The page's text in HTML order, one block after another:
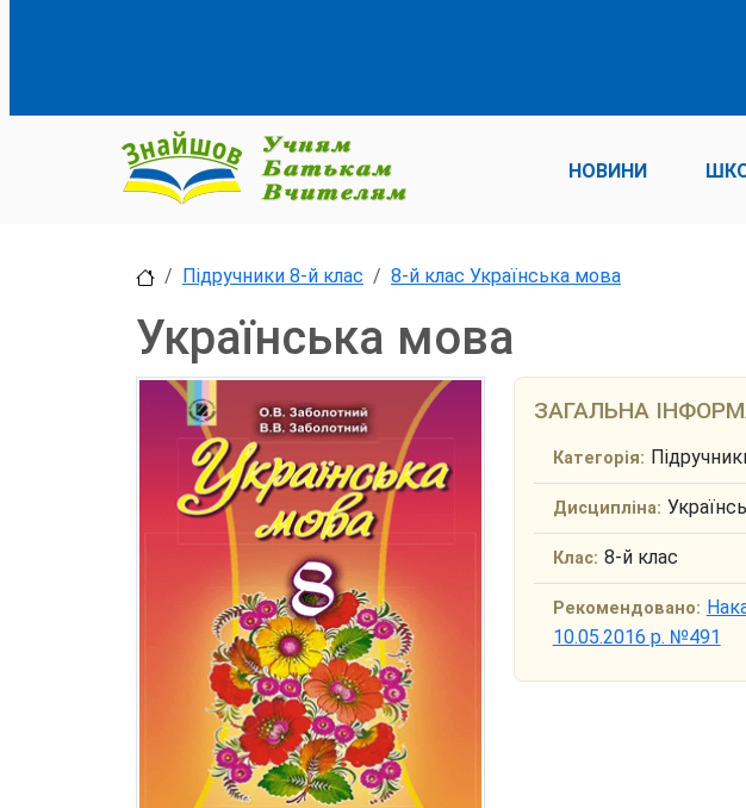
НОВИНИ
Підручники 8-й клас 8-й клас Українська мова
Українська мова
ЗАГАЛЬНА
Категорія:
Дисципліна:
Клас: 8-й клас
Рекомендовано:
10.05.2016 р. №491